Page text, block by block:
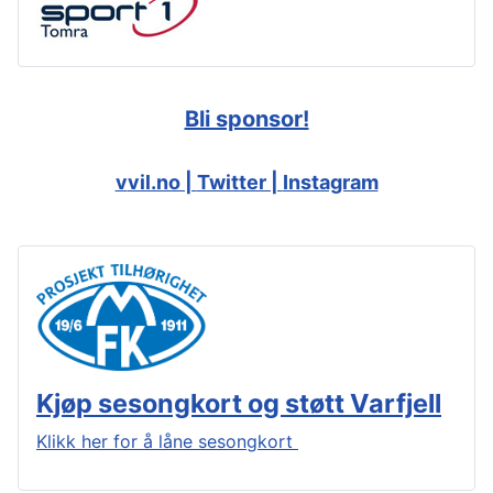
Bli sponsor!
vvil.no | Twitter | Instagram
Kjøp sesongkort og støtt Varfjell
Klikk her for å låne sesongkort